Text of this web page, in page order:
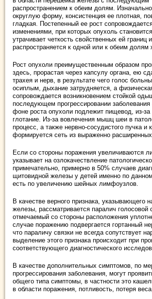
распространением к обеим долям.
округлую форму, консистенция ее плотная,
гладкая. Постепенный ее рост
изменениями, при которых опухоль
утрачивает четкость свойственных ей границ и
распространяется к одной или к обеим долям
Рост опухоли преимущественным образом
здесь, прорастая через капсулу органа, ею
трахея и нерв, в результате чего голос
осиплым, дыхание затрудняется, а
сопровождается возникновением стойкой
последующем прогрессировании
фоне роста опухоли подлежит пищевод, из-за
глотание. Из-за вовлечения мышц шеи в
процесс, а также нервно-сосудистого пучка и
формируется сеть из выраженно
Если со стороны поражения увеличиваются
указывает на озлокачествление
примечательно, примерно в 50% случаев
щитовидной железы у детей именно по
есть по увеличению шейных лимфоузлов.
В качестве верного признака, указывающего
железы, рассматривается паралич голосовой
отмечаемый со стороны расположения
случае поражению подвергается гортанный
что параличу связки не всегда сопутствует
выделение этого признака происходит при
соответствующего диагностического
В качестве дополнительных симптомов, по
прогрессирования заболевания, могут
общего типа симптомы, в частности это
в области поражения, потливость, потеря